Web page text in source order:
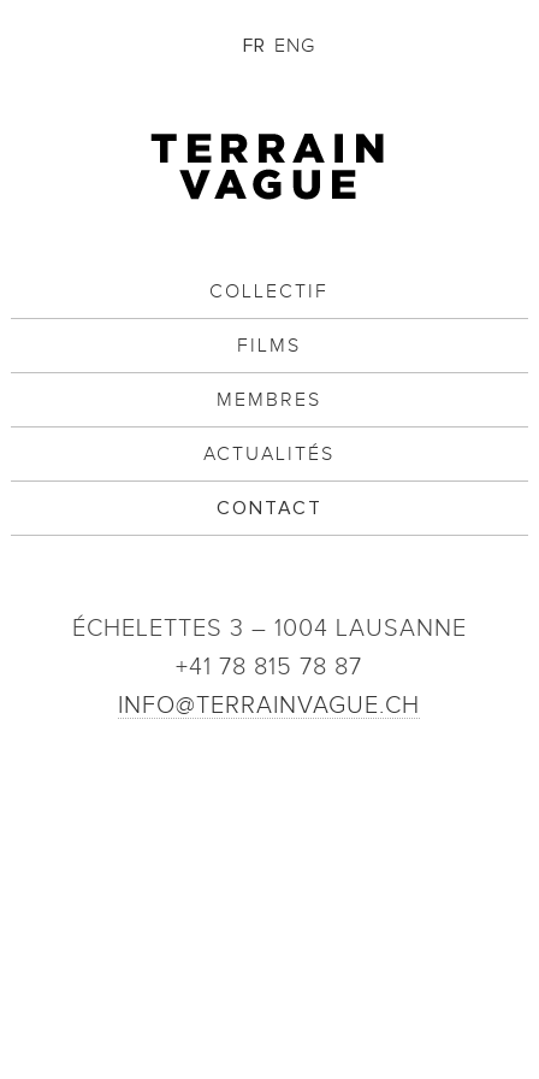
FR ENG
COLLECTIF
FILMS
MEMBRES
ACTUALITÉS
CONTACT
ÉCHELETTES 3 – 1004 LAUSANNE
+41 78 815 78 87
INFO@TERRAINVAGUE.CH